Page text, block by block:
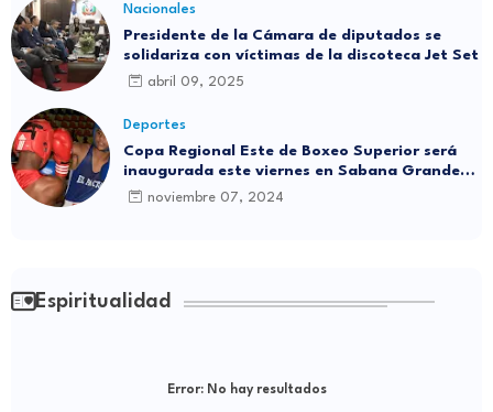
Nacionales
Presidente de la Cámara de diputados se
solidariza con víctimas de la discoteca Jet Set
abril 09, 2025
Deportes
Copa Regional Este de Boxeo Superior será
inaugurada este viernes en Sabana Grande
de Boyá
noviembre 07, 2024
Espiritualidad
Error:No hay resultados